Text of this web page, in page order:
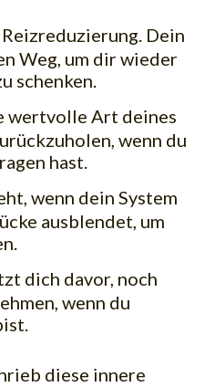
Dein
Weg, um dir wieder
schenken.
wertvolle Art deines
wenn du
hast.
wenn dein System
ausblendet, um
dich davor, noch
wenn du
diese innere